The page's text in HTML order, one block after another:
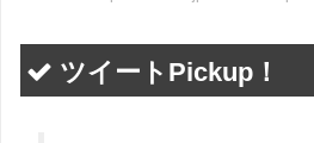
ツイートPickup！